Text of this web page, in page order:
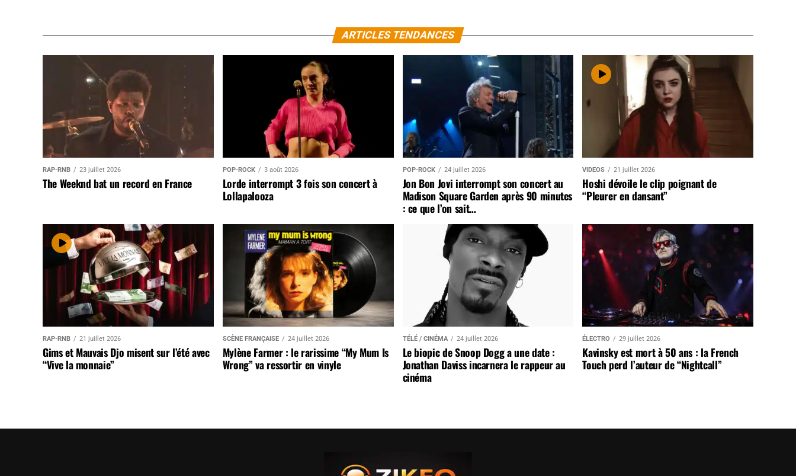
ARTICLES TENDANCES
RAP-RNB 23 juillet 2026
The Weeknd bat un record en France
POP-ROCK 3 août 2026
Lorde interrompt 3 fois son concert à
Lollapalooza
POP-ROCK 24 juillet 2026
Jon Bon Jovi interrompt son concert au
Madison Square Garden après 90 minutes
: ce que l’on sait…
VIDEOS 21 juillet 2026
Hoshi dévoile le clip poignant de
“Pleurer en dansant”
RAP-RNB 21 juillet 2026
Gims et Mauvais Djo misent sur l’été avec
“Vive la monnaie”
SCÈNE FRANÇAISE 24 juillet 2026
Mylène Farmer : le rarissime “My Mum Is
Wrong” va ressortir en vinyle
TÉLÉ / CINÉMA 24 juillet 2026
Le biopic de Snoop Dogg a une date :
Jonathan Daviss incarnera le rappeur au
cinéma
ÉLECTRO 29 juillet 2026
Kavinsky est mort à 50 ans : la French
Touch perd l’auteur de “Nightcall”